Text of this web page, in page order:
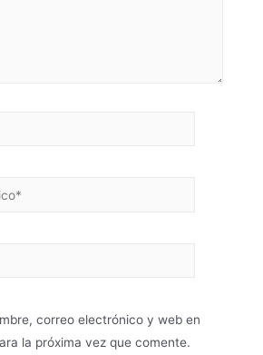
correo electrónico y web en
la próxima vez que comente.